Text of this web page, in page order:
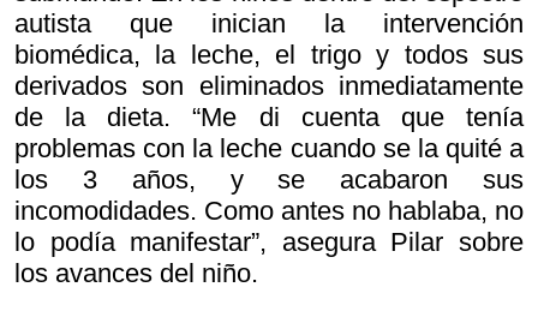
autista que inician la intervención
biomédica, la leche, el trigo y todos sus
derivados son eliminados inmediatamente
de la dieta. “Me di cuenta que tenía
problemas con la leche cuando se la quité a
los 3 años, y se acabaron sus
incomodidades. Como antes no hablaba, no
lo podía manifestar”, asegura Pilar sobre
los avances del niño.